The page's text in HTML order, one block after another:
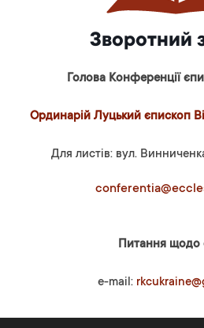
Зворотний
Голова Конференції
Ординарій Луцький єпископ
Для листів: вул.
Питання щодо
e-mail: